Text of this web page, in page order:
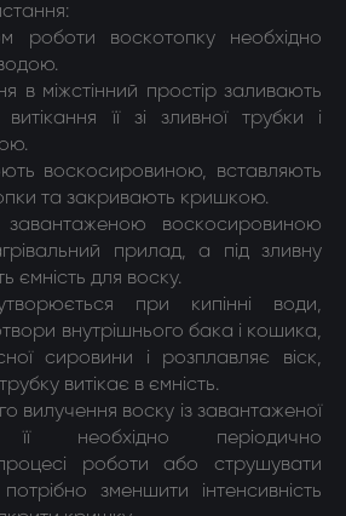
роботи воскотопку необхідно
в міжстінний простір заливають
її зі зливної трубки і
воскосировиною, вставляють
та закривають кришкою.
воскосировиною
прилад, а під зливну
ємність для воску.
при кипінні води,
внутрішнього бака і кошика,
сировини і розплавляє віск,
витікає в ємність.
вилучення воску із завантаженої
її необхідно періодично
роботи або струшувати
зменшити інтенсивність